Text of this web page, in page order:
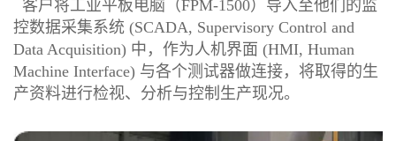
客户将工业平板电脑（FPM-1500）导入至他们的监
控数据采集系统 (SCADA, Supervisory Control and
Data Acquisition) 中，作为人机界面 (HMI, Human
Machine Interface) 与各个测试器做连接，将取得的生
产资料进行检视、分析与控制生产现况。